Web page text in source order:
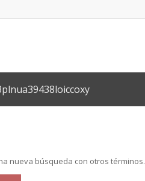
nueva búsqueda con otros términos.